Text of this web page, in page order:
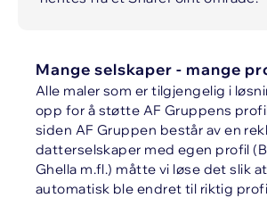
Mange selskaper - mange
Alle maler som er tilgjengelig i
opp for å støtte AF Gruppens
siden AF Gruppen består av en
datterselskaper med egen profil
Ghella m.fl.) måtte vi løse det slik
automatisk ble endret til riktig